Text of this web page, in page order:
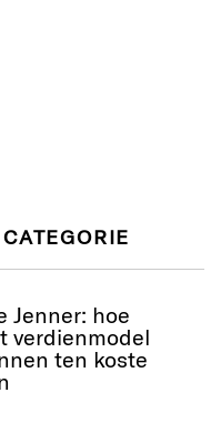
Jenner: hoe
verdienmodel
ten koste